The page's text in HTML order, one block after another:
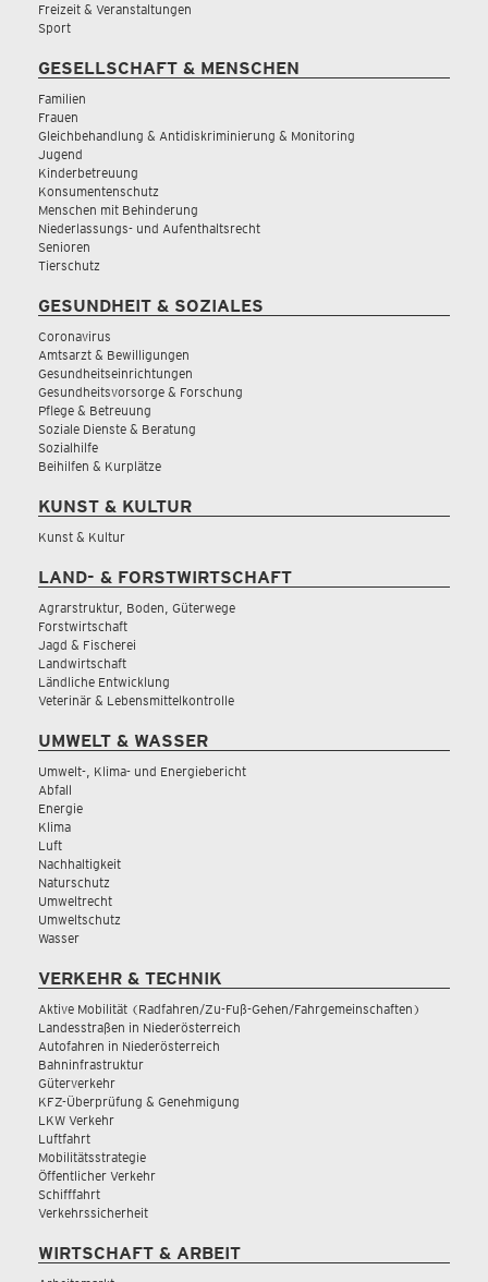
Freizeit & Veranstaltungen
Sport
GESELLSCHAFT & MENSCHEN
Familien
Frauen
Gleichbehandlung & Antidiskriminierung & Monitoring
Jugend
Kinderbetreuung
Konsumentenschutz
Menschen mit Behinderung
Niederlassungs- und Aufenthaltsrecht
Senioren
Tierschutz
GESUNDHEIT & SOZIALES
Coronavirus
Amtsarzt & Bewilligungen
Gesundheitseinrichtungen
Gesundheitsvorsorge & Forschung
Pflege & Betreuung
Soziale Dienste & Beratung
Sozialhilfe
Beihilfen & Kurplätze
KUNST & KULTUR
Kunst & Kultur
LAND- & FORSTWIRTSCHAFT
Agrarstruktur, Boden, Güterwege
Forstwirtschaft
Jagd & Fischerei
Landwirtschaft
Ländliche Entwicklung
Veterinär & Lebensmittelkontrolle
UMWELT & WASSER
Umwelt-, Klima- und Energiebericht
Abfall
Energie
Klima
Luft
Nachhaltigkeit
Naturschutz
Umweltrecht
Umweltschutz
Wasser
VERKEHR & TECHNIK
Aktive Mobilität (Radfahren/Zu-Fuß-Gehen/Fahrgemeinschaften)
Landesstraßen in Niederösterreich
Autofahren in Niederösterreich
Bahninfrastruktur
Güterverkehr
KFZ-Überprüfung & Genehmigung
LKW Verkehr
Luftfahrt
Mobilitätsstrategie
Öffentlicher Verkehr
Schifffahrt
Verkehrssicherheit
WIRTSCHAFT & ARBEIT